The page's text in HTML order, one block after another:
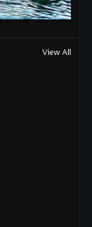
View All